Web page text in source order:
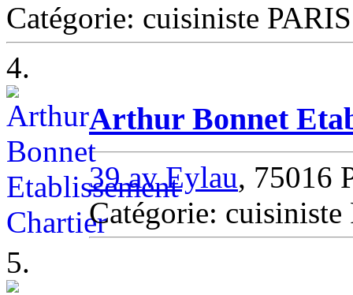
Catégorie: cuisiniste PARIS
4.
Arthur Bonnet
39 av Eylau, 75016
Catégorie: cuisiniste
5.